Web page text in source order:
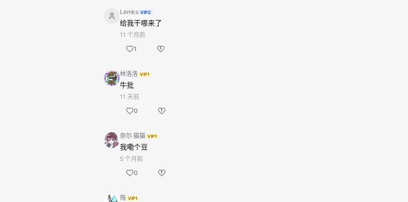
Lemks VIP2
给我干哪来了
11 个月前
1
林洛洛 VIP1
牛批
11 天前
0
奈尔·猫猫 VIP1
我嘞个豆
5 个月前
0
殇 VIP1